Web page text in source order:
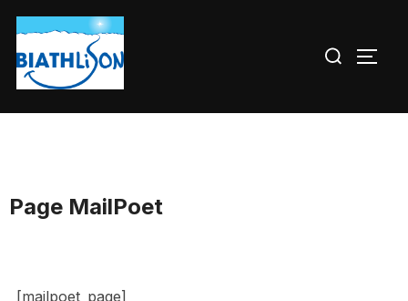
Aller
contenu
Page MailPoet
[mailpoet_page]